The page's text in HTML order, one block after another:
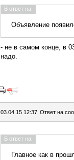
В ответ на:
Объявление
- не в самом конце, в
надо.
03.04.15 12:37 Ответ на
В ответ на:
Главное как в